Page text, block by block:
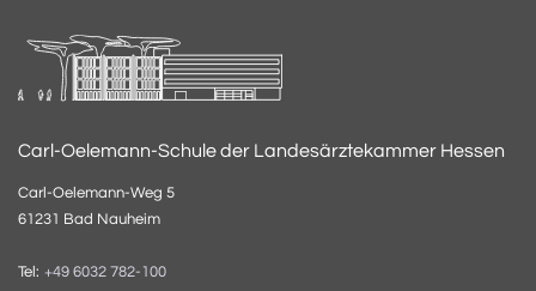
Carl-Oelemann-Schule der Landesärztekammer Hessen
Carl-Oelemann-Weg 5
61231 Bad Nauheim
Tel: +49 6032 782-100